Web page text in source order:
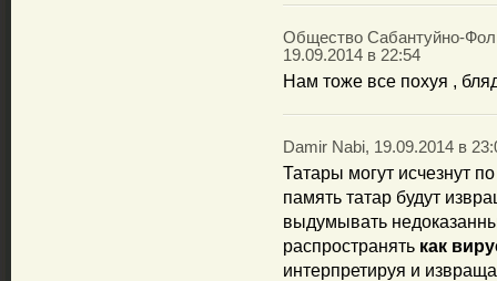
Общество Сабантуйно-
19.09.2014 в 22:54
Нам тоже все похуя ,
Damir Nabi, 19.09.2014 в
Татары могут исчезнут
память татар будут
выдумывать
распространять как
интерпретируя и